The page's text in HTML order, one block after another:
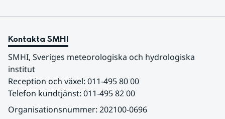
Kontakta SMHI
SMHI, Sveriges meteorologiska och hydrologiska
institut
Reception och växel: 011-495 80 00
Telefon kundtjänst: 011-495 82 00
Organisationsnummer: 202100-0696